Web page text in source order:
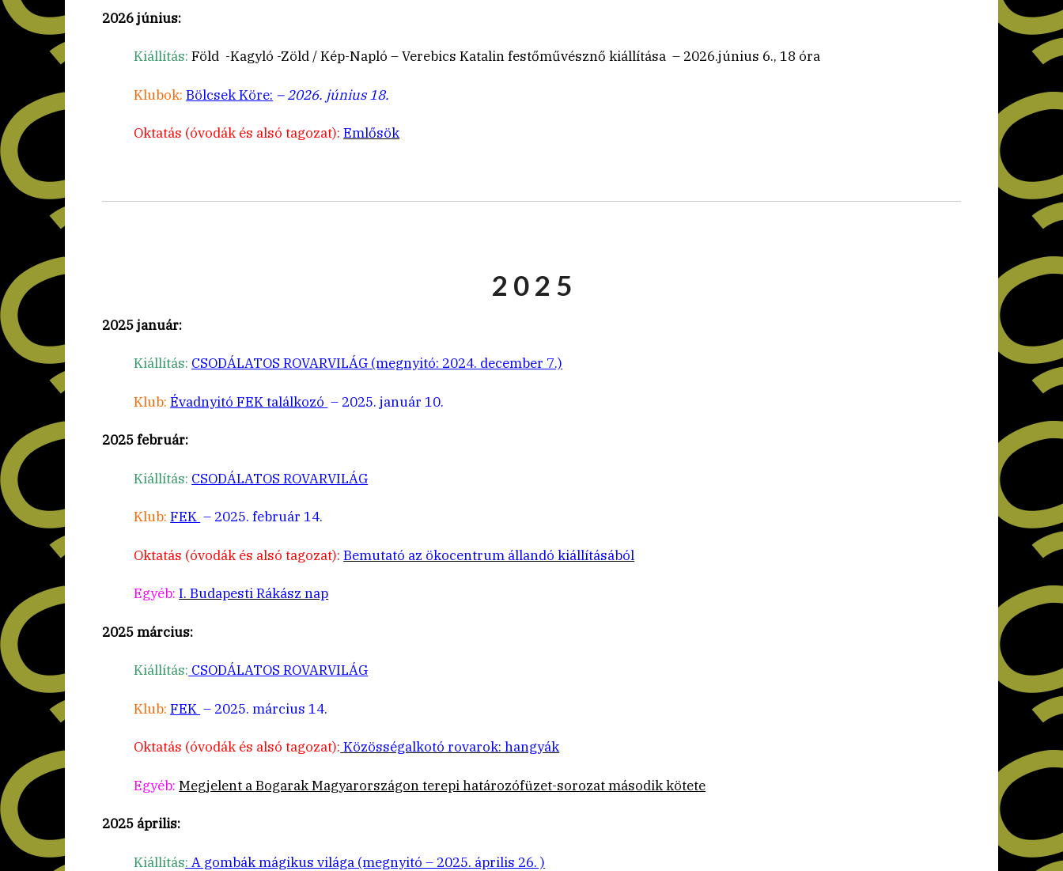
2026 június:
Kiállítás: Föld -Kagyló -Zöld / Kép-Napló – Verebics Katalin festőművésznő kiállítása – 2026.június 6., 18 óra
Klubok:Bölcsek Köre: – 2026. június 18.
Oktatás (óvodák és alsó tagozat):Emlősök
2 0 2 5
2025 január:
Kiállítás: CSODÁLATOS ROVARVILÁG (megnyitó: 2024. december 7.)
Klub:Évadnyitó FEK találkozó – 2025. január 10.
2025 február:
Kiállítás: CSODÁLATOS ROVARVILÁG
Klub:FEK – 2025. február 14.
Oktatás (óvodák és alsó tagozat):Bemutató az ökocentrum állandó kiállításából
Egyéb:I. Budapesti Rákász nap
2025 március:
Kiállítás: CSODÁLATOS ROVARVILÁG
Klub:FEK – 2025. március 14.
Oktatás (óvodák és alsó tagozat): Közösségalkotó rovarok: hangyák
Egyéb:Megjelent a Bogarak Magyarországon terepi határozófüzet-sorozat második kötete
2025 április:
Kiállítás: A gombák mágikus világa (megnyitó – 2025. április 26. )